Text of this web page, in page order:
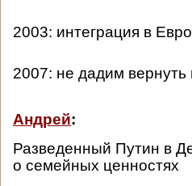
2003: интеграция в
2007: не дадим
Андрей:
Разведенный Путин в
о семейных ценностях